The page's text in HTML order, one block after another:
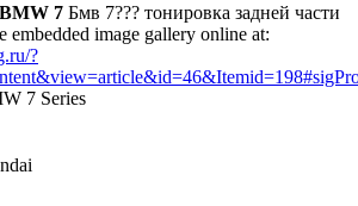
7 Бмв 7??? тонировка задней части
embedded image gallery online at:
?
7 Series